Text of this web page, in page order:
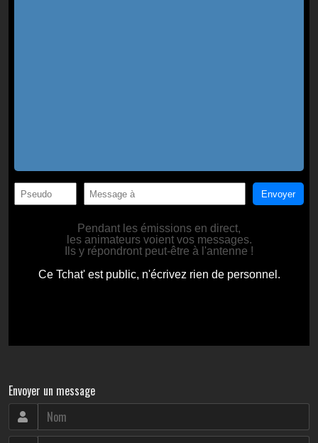
Envoyer un message